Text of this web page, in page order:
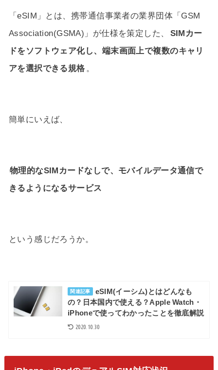
「eSIM」とは、携帯通信事業者の業界団体「GSM
Association(GSMA)」が仕様を策定した、
SIMカー
ドをソフトウェア化し、端末画面上で複数のキャリ
アを選択できる規格 。
簡単にいえば、
物理的なSIMカードなしで、モバイルデータ通信で
きるようになるサービス
という感じだろうか。
関連記事
eSIM(イーシム)とはどんなも
の？日本国内で使える？Apple Watch・
iPhoneで使ってわかったことを徹底解説
2020.10.30